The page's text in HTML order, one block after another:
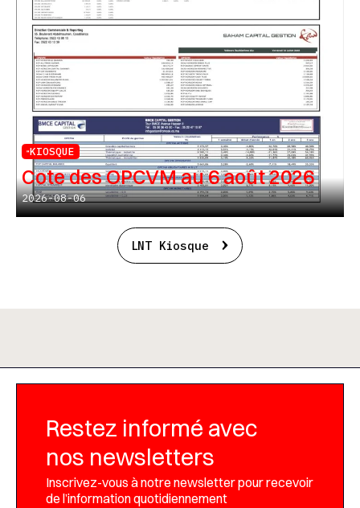
KIOSQUE
Cote des OPCVM au 6 août 2026
2026-08-06
LNT Kiosque
Restez informé avec
nos newsletters
Inscrivez-vous à notre newsletter pour recevoir
de l’information quotidiennement